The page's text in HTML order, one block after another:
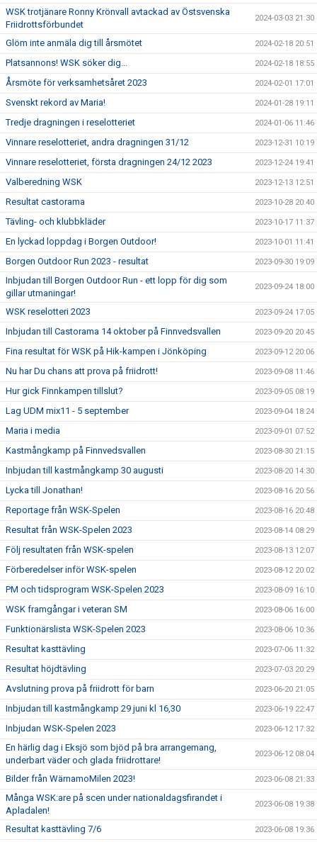
WSK trotjänare Ronny Krönvall avtackad av Östsvenska
Friidrottsförbundet
2024-03-03 21:30
Glöm inte anmäla dig till årsmötet 2024-02-18 20:51
Platsannons! WSK söker dig... 2024-02-18 18:55
Årsmöte för verksamhetsåret 2023 2024-02-01 17:01
Svenskt rekord av Maria! 2024-01-28 19:11
Tredje dragningen i reselotteriet 2024-01-06 11:46
Vinnare reselotteriet, andra dragningen 31/12 2023-12-31 10:19
Vinnare reselotteriet, första dragningen 24/12 2023 2023-12-24 19:41
Valberedning WSK 2023-12-13 12:51
Resultat castorama 2023-10-28 20:40
Tävling- och klubbkläder 2023-10-17 11:37
En lyckad loppdag i Borgen Outdoor! 2023-10-01 11:41
Borgen Outdoor Run 2023 - resultat 2023-09-30 19:09
Inbjudan till Borgen Outdoor Run - ett lopp för dig som
gillar utmaningar!
2023-09-24 18:00
WSK reselotteri 2023 2023-09-24 17:05
Inbjudan till Castorama 14 oktober på Finnvedsvallen 2023-09-20 20:45
Fina resultat för WSK på Hik-kampen i Jönköping 2023-09-12 20:06
Nu har Du chans att prova på friidrott! 2023-09-08 11:46
Hur gick Finnkampen tillslut? 2023-09-05 08:19
Lag UDM mix11 - 5 september 2023-09-04 18:24
Maria i media 2023-09-01 07:52
Kastmångkamp på Finnvedsvallen 2023-08-30 21:15
Inbjudan till kastmångkamp 30 augusti 2023-08-20 14:30
Lycka till Jonathan! 2023-08-16 20:56
Reportage från WSK-Spelen 2023-08-16 20:48
Resultat från WSK-Spelen 2023 2023-08-14 08:29
Följ resultaten från WSK-spelen 2023-08-13 12:07
Förberedelser inför WSK-spelen 2023-08-12 20:02
PM och tidsprogram WSK-Spelen 2023 2023-08-09 16:10
WSK framgångar i veteran SM 2023-08-06 16:00
Funktionärslista WSK-Spelen 2023 2023-08-06 10:36
Resultat kasttävling 2023-07-06 11:32
Resultat höjdtävling 2023-07-03 20:29
Avslutning prova på friidrott för barn 2023-06-20 21:05
Inbjudan till kastmångkamp 29 juni kl 16,30 2023-06-19 22:47
Inbjudan WSK-Spelen 2023 2023-06-12 17:32
En härlig dag i Eksjö som bjöd på bra arrangemang,
underbart väder och glada friidrottare!
2023-06-12 08:04
Bilder från WärnamoMilen 2023! 2023-06-08 21:33
Många WSK:are på scen under nationaldagsfirandet i
Apladalen!
2023-06-08 19:38
Resultat kasttävling 7/6 2023-06-08 19:36